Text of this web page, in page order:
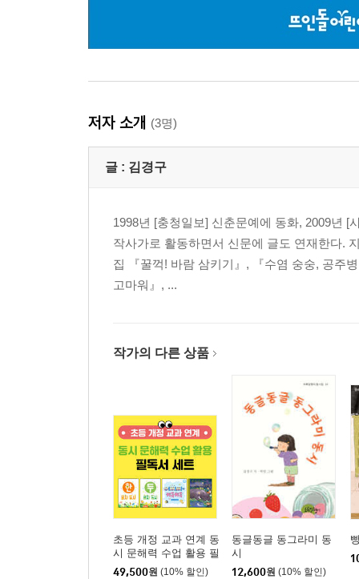
저자 소개 (3명)
글 : 김경구
1998년 [충청일보] 신춘문예에 동화, 2009년
작사가로 활동하면서 신문에 글도 연재한다.
집 『꿀꺽! 바람 삼키기』, 『수염 숭숭, 공주
고마워』, ...
작가의 다른 상품
초등 개정 교과 연계 동
시 문해력 수업 활용 필
독서 세트
49,500원 (10% 할인)
동글동글 동그라미 동
시
12,600원 (10% 할인)